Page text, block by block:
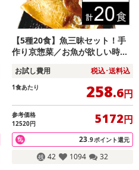
【5種20食】魚三昧セット！手
作り京惣菜／お魚が欲しい時に
お試し費用 税込･送料込
1食あたり 258.6円
参考価格
12520円
5172円
23.9ポイント還元
42 1094 32